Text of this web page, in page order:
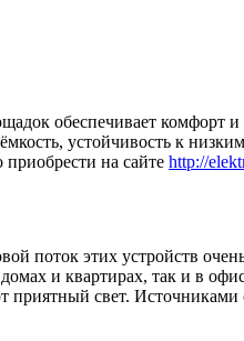
обеспечивает комфорт и
устойчивость к
на сайте http://
поток этих устройств
и квартирах, так и в
приятный свет. Источниками